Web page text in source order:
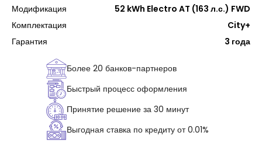
Модификация
52 kWh Electro AT (163 л.с.) FWD
Комплектация
City+
Гарантия
3 года
Более 20 банков-партнеров
Быстрый процесс оформления
Принятие решение за 30 минут
Выгодная ставка по кредиту от 0.01%